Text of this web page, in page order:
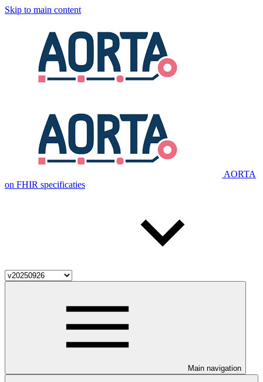
Skip to main content
AORTA
on FHIR specificaties
Main navigation